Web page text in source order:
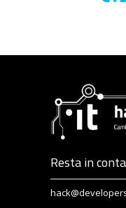
Resta in